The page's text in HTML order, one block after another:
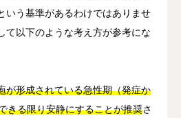
いう基準があるわけではありませ
て以下のような考え方が参考にな
が形成されている急性期（発症か
きる限り安静にすることが推奨さ